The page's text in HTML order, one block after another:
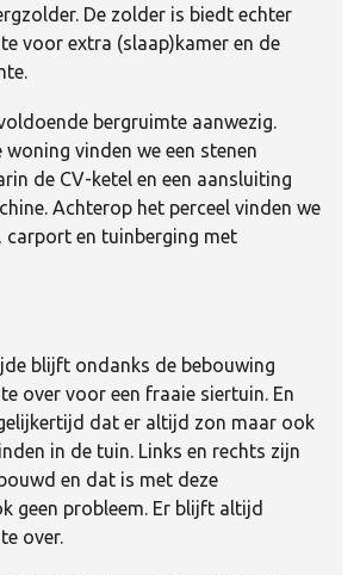
De zolder is biedt echter
voor extra (slaap)kamer en de
bergruimte aanwezig.
vinden we een stenen
de CV-ketel en een aansluiting
Achterop het perceel vinden we
carport en tuinberging met
blijft ondanks de bebouwing
over voor een fraaie siertuin. En
dat er altijd zon maar ook
in de tuin. Links en rechts zijn
en dat is met deze
geen probleem. Er blijft altijd
over.